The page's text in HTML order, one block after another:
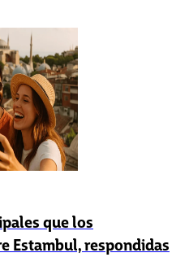
que los
Estambul, respondidas